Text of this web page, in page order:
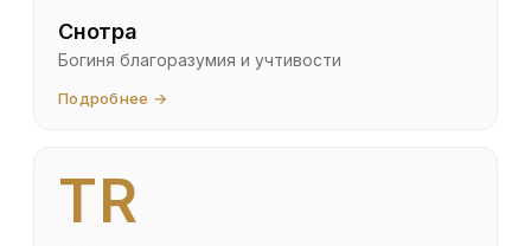
Снотра
Богиня благоразумия и учтивости
Подробнее →
TR